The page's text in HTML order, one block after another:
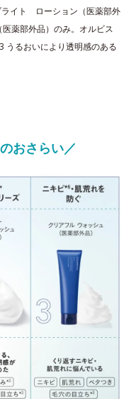
イト ローション（医薬部外
薬部外品）のみ。オルビス
るおいにより透明感のある
おさらい／